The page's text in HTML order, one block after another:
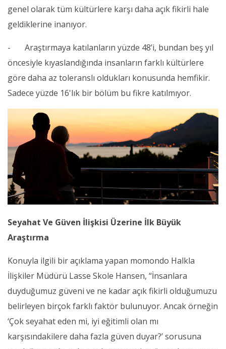
genel olarak tüm kültürlere karşı daha açık fikirli hale
geldiklerine inanıyor.
- Araştırmaya katılanların yüzde 48’i, bundan beş yıl
öncesiyle kıyaslandığında insanların farklı kültürlere
göre daha az toleranslı oldukları konusunda hemfikir.
Sadece yüzde 16'lık bir bölüm bu fikre katılmıyor.
Seyahat Ve Güven İlişkisi Üzerine İlk Büyük
Araştırma
Konuyla ilgili bir açıklama yapan momondo Halkla
İlişkiler Müdürü Lasse Skole Hansen, “İnsanlara
duyduğumuz güveni ve ne kadar açık fikirli olduğumuzu
belirleyen birçok farklı faktör bulunuyor. Ancak örneğin
‘Çok seyahat eden mi, iyi eğitimli olan mı
karşısındakilere daha fazla güven duyar?’ sorusuna